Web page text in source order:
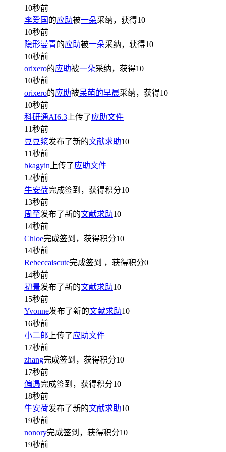
10秒前
李爱国 的应助被一朵采纳，获得10
10秒前
隐形曼青的应助被一朵采纳，获得10
10秒前
orixero的应助被一朵采纳，获得10
10秒前
orixero的应助被呆萌的早晨采纳，获得10
10秒前
科研通AI6.3 上传了应助文件
11秒前
豆豆浆发布了新的文献求助10
11秒前
bkagyin 上传了应助文件
12秒前
牛安荷完成签到，获得积分10
13秒前
周至发布了新的文献求助10
14秒前
Chloe完成签到，获得积分10
14秒前
Rebeccaiscute完成签到 ，获得积分0
14秒前
初景发布了新的文献求助10
15秒前
Yvonne发布了新的文献求助10
16秒前
小二郎 上传了应助文件
17秒前
zhang完成签到，获得积分10
17秒前
偏遇完成签到，获得积分10
18秒前
牛安荷发布了新的文献求助10
19秒前
nonory完成签到，获得积分10
19秒前